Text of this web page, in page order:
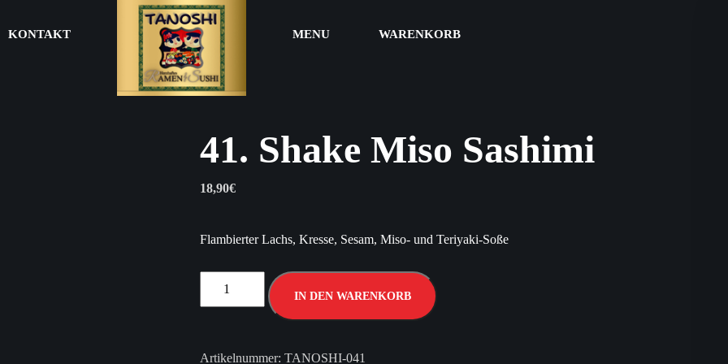
KONTAKT MENU WARENKORB
41. Shake Miso Sashimi
18,90€
Flambierter Lachs, Kresse, Sesam, Miso- und Teriyaki-Soße
IN DEN WARENKORB
Artikelnummer:TANOSHI-041